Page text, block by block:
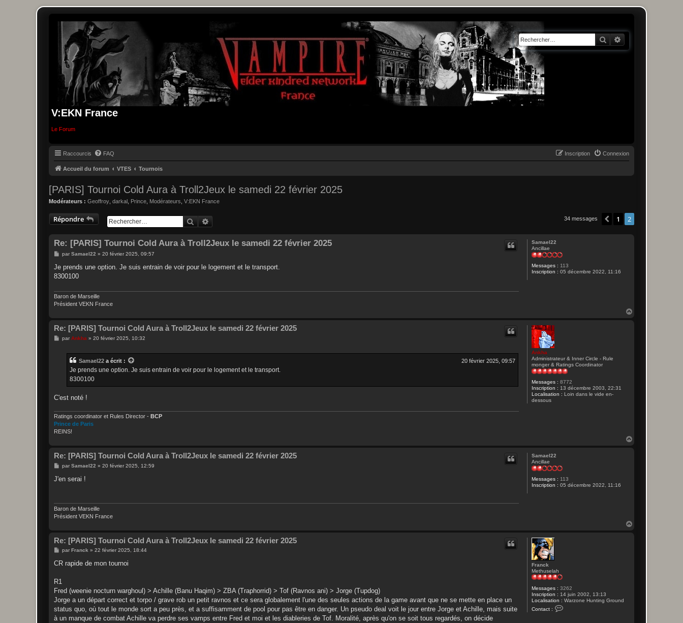
V:EKN France
Le Forum
Rechercher
Raccourcis FAQ Connexion
Inscription
Accueil du forum VTES Tournois
[PARIS] Tournoi Cold Aura à Troll2Jeux le samedi 22 février 2025
Modérateurs : Geoffroy darkal Prince Modérateurs V:EKN France
Répondre Rechercher 34 messages Précédent
1 2
Samael22
Ancillae
Messages : 113
Inscription : 05 décembre 2022, 11:16
Re: [PARIS] Tournoi Cold Aura à Troll2Jeux le samedi 22 février 2025
M
s
a
parSamael22 » 20 février 2025, 09:57
Je prends une option. Je suis entrain de voir pour le logement et le transport.
8300100
Baron de Marseille
Président VEKN France
Ankha
Administrateur & Inner Circle - Rule
monger & Ratings Coordinator
Messages : 8772
Inscription : 13 décembre 2003, 22:31
Localisation : Loin dans le vide en-
dessous
Re: [PARIS] Tournoi Cold Aura à Troll2Jeux le samedi 22 février 2025
MparAnkha » 20 février 2025, 10:32
Samael22 a écrit : 20 février 2025, 09:57
Je prends une option. Je suis entrain de voir pour le logement et le transport.
8300100
C'est noté !
Ratings coordinator et Rules Director - BCP
Prince de Paris
REINS!
Samael22
Ancillae
Messages : 113
Inscription : 05 décembre 2022, 11:16
Re: [PARIS] Tournoi Cold Aura à Troll2Jeux le samedi 22 février 2025
M
s
parSamael22 » 20 février 2025, 12:59
J'en serai !
Baron de Marseille
Président VEKN France
Franck
Methuselah
Messages : 3262
Inscription : 14 juin 2002, 13:13
Localisation : Warzone Hunting Ground
Contact :
Re: [PARIS] Tournoi Cold Aura à Troll2Jeux le samedi 22 février 2025
M
s
g
parFranck » 22 février 2025, 18:44
CR rapide de mon tournoi
R1
Fred (weenie nocturn warghoul) > Achille (Banu Haqim) > ZBA (Traphorrid) > Tof (Ravnos ani) > Jorge (Tupdog)
Jorge a un départ correct et torpo / grave rob un petit ravnos et ce sera globalement l'une des seules actions de la game avant que ne se mette en place un
status quo, où tout le monde sort a peu près, et a suffisamment de pool pour pas être en danger. Un pseudo deal voit le jour entre Jorge et Achille, mais suite
à un manque de combat Achille va perdre ses vamps entre Fred et moi et les diableries de Tof. Moralité, après qu'on se soit tous regardés, on décide